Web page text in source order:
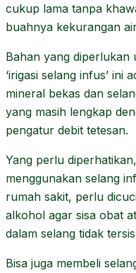
cukup lama tanpa
buahnya kekurangan
Bahan yang diperlukan
‘irigasi selang infus’ ini
mineral bekas dan
yang masih lengkap
pengatur debit tetesan.
Yang perlu
menggunakan selang
rumah sakit, perlu
alkohol agar sisa obat
dalam selang tidak
Bisa juga membeli